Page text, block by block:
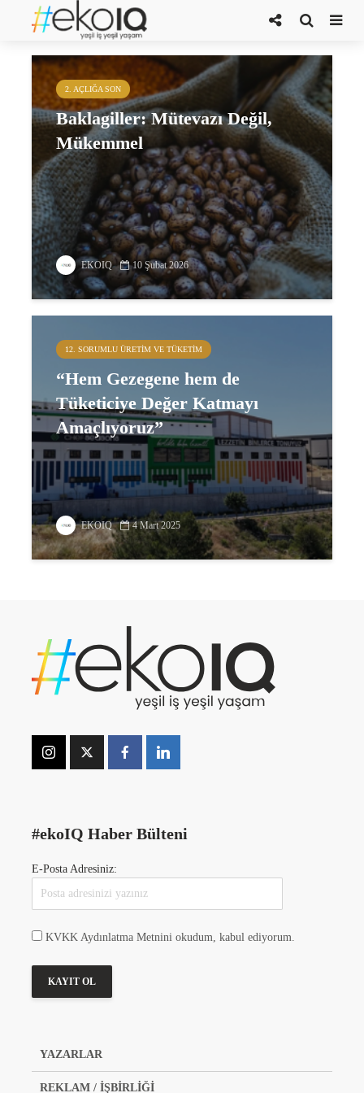
çevre dostu üretim
2. AÇLIĞA SON
Baklagiller: Mütevazı Değil,
Mükemmel
EKOIQ 10 Şubat 2026
12. SORUMLU ÜRETIM VE TÜKETIM
“Hem Gezegene hem de
Tüketiciye Değer Katmayı
Amaçlıyoruz”
EKOIQ 4 Mart 2025
#ekoIQ Haber Bülteni
E-Posta Adresiniz:
KVKK Aydınlatma Metnini okudum, kabul ediyorum.
YAZARLAR
REKLAM / İŞBİRLİĞİ